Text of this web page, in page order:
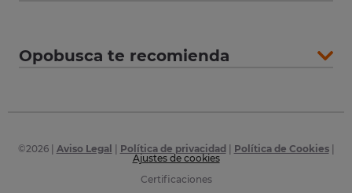
Opobusca te recomienda
©2026| Aviso Legal Política de privacidad Política de Cookies|
Ajustes de cookies
Certificaciones